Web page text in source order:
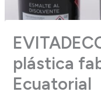
plástica
Ecuatorial